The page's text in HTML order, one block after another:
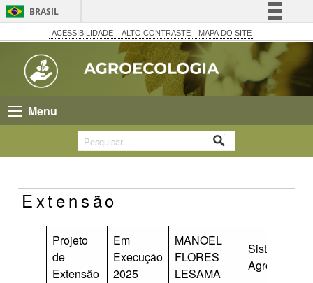
BRASIL
Simplifique!
Comunica BR
Participe
Acesso à informação
Canais
ACESSIBILIDADE ALTO CONTRASTE MAPA DO SITE
Menu
Extensão
Projeto
de
Extensão
Em
Execução
2025
MANOEL
FLORES
LESAMA
Sistemas